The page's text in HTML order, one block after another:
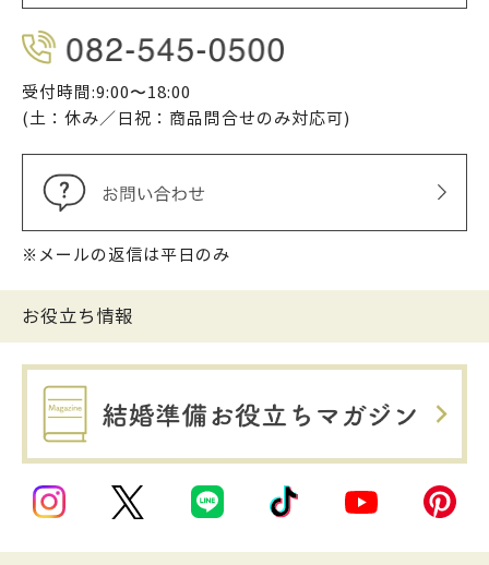
受付時間:9:00〜18:00
(土：休み／日祝：商品問合せのみ対応可)
※メールの返信は平日のみ
お役立ち情報